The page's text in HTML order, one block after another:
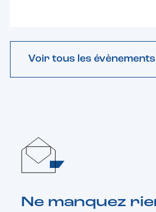
Voir tous les évènements
Ne manquez